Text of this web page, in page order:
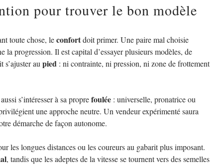
pour trouver le bon modèle
toute chose, leconfortdoit primer. Une paire mal choisie
la progression. Il est capital d’essayer plusieurs modèles, de
au pied : ni contrainte, ni pression, ni zone de frottement
s’intéresser à sa proprefoulée : universelle, pronatrice ou
une approche neutre. Un vendeur expérimenté saura
démarche de façon autonome.
les longues distances ou les coureurs au gabarit plus imposant.
, tandis que les adeptes de la vitesse se tournent vers des semelles